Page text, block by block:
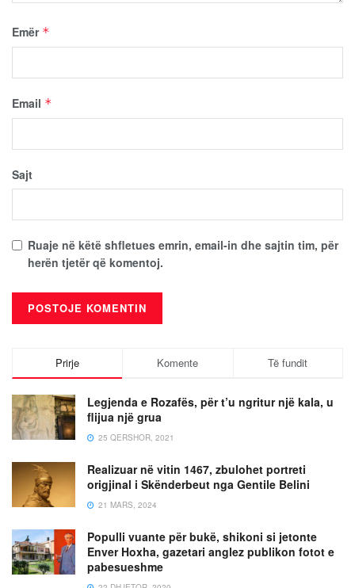
Emër *
Email *
Sajt
Ruaje në këtë shfletues emrin, email-in dhe sajtin tim, për
herën tjetër që komentoj.
Prirje Komente Të fundit
Legjenda e Rozafës, për t’u ngritur një kala, u
flijua një grua
25 QERSHOR, 2021
Realizuar në vitin 1467, zbulohet portreti
origjinal i Skënderbeut nga Gentile Belini
21 MARS, 2024
Populli vuante për bukë, shikoni si jetonte
Enver Hoxha, gazetari anglez publikon fotot e
pabesueshme